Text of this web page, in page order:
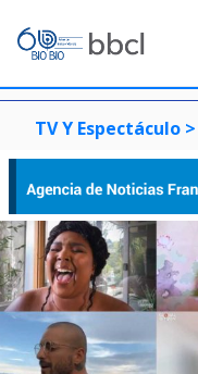
TV Y Espectáculo >